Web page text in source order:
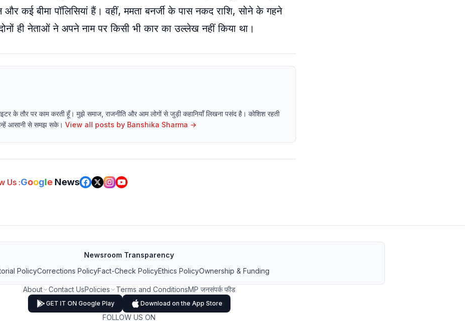
कई बीमा पॉलिसियां हैं। वहीं, ममता बनर्जी के पास नकद राशि, सोने के गहने
ही नेताओं ने अपने नाम पर किसी भी कार का उल्लेख नहीं किया था।
के तौर पर काम करती हूँ। मुझे समाज, राजनीति और आम लोगों से जुड़ी कहानियाँ लिखना पसंद है। कोशिश रहती
आसानी से समझ सके। View all posts by Banshika Sharma →
Us :Google News
Newsroom Transparency
PolicyCorrections PolicyFact-Check PolicyEthics PolicyOwnership & Funding
About Contact UsPolicies Terms and ConditionsMP जनसंपर्क फीड
GET IT ON Google Play Download on the App Store
FOLLOW US ON